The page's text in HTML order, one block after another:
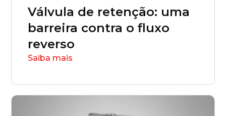
Santa Catarina (SC)
Tocantins (TO)
Válvula de retenção: uma
barreira contra o fluxo
reverso
Saiba mais